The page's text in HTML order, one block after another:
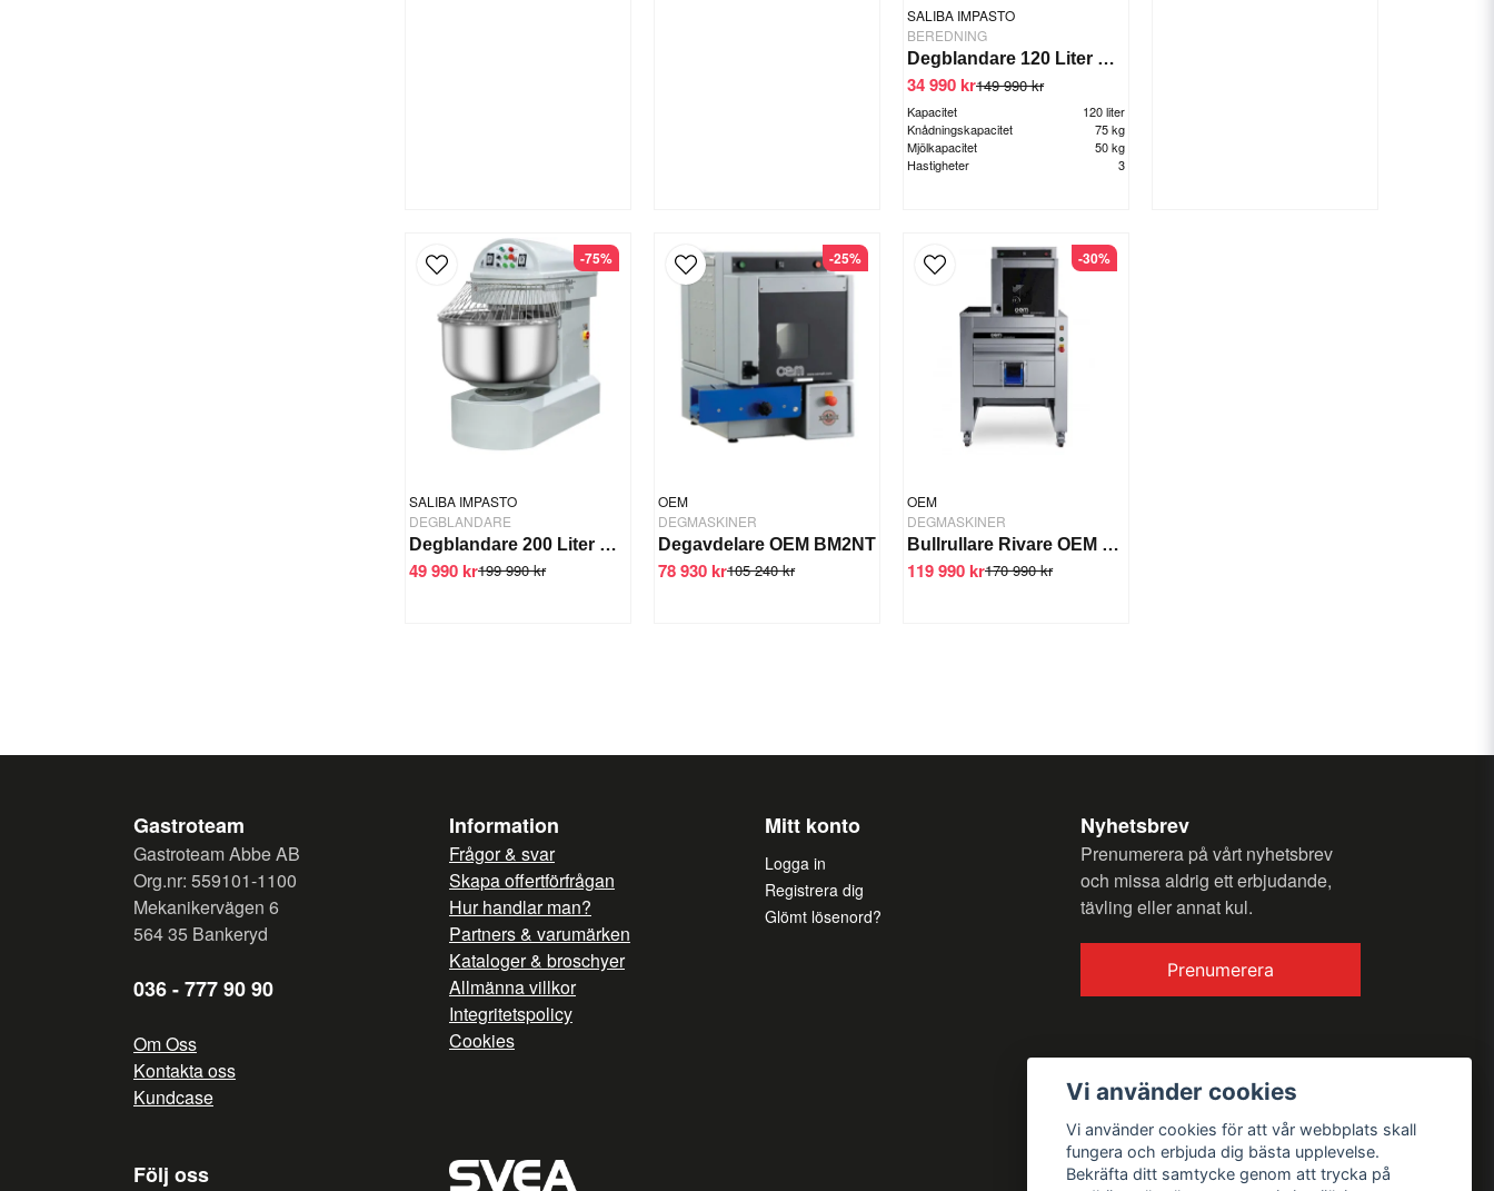
SALIBA IMPASTO
BEREDNING
Degblandare 120 Liter GTS-HT120S
Kapacitet
120 liter
Knådningskapacitet
75 kg
Mjölkapacitet
50 kg
Hastigheter
3
149 990 kr
34 990 kr
SALIBA IMPASTO
DEGBLANDARE
Degblandare 200 Liter DH-200
199 990 kr
49 990 kr
-75%
OEM
DEGMASKINER
Degavdelare OEM BM2NT
105 240 kr
78 930 kr
-25%
OEM
DEGMASKINER
Bullrullare Rivare OEM BM2AS
170 990 kr
119 990 kr
-30%
Gastroteam
Gastroteam Abbe AB
Org.nr: 559101-1100
Mekanikervägen 6
564 35 Bankeryd
036 - 777 90 90
Om Oss
Kontakta oss
Kundcase
Information
Frågor & svar
Skapa offertförfrågan
Hur handlar man?
Partners & varumärken
Kataloger & broschyer
Allmänna villkor
Integritetspolicy
Cookies
Mitt konto
Logga in
Registrera dig
Glömt lösenord?
Nyhetsbrev
Prenumerera på vårt nyhetsbrev
och missa aldrig ett erbjudande,
tävling eller annat kul.
Prenumerera
Följ oss
Vi använder cookies
Vi använder cookies för att vår webbplats skall
fungera och erbjuda dig bästa upplevelse.
Bekräfta ditt samtycke genom att trycka på